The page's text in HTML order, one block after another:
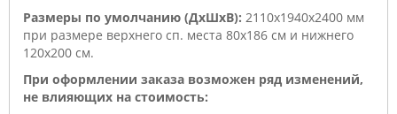
Размеры по умолчанию (ДхШхВ): 2110х1940х2400 мм
при размере верхнего сп. места 80х186 см и нижнего
120х200 см.
При оформлении заказа возможен ряд изменений,
не влияющих на стоимость: